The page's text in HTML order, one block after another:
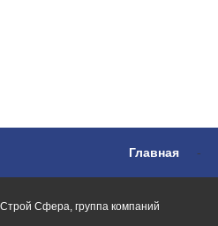
Главная -
Строй Сфера, группа компаний